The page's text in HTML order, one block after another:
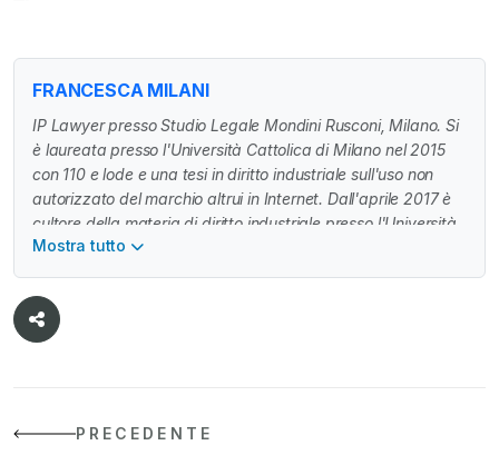
FRANCESCA MILANI
IP Lawyer presso Studio Legale Mondini Rusconi, Milano. Si
è laureata presso l'Università Cattolica di Milano nel 2015
con 110 e lode e una tesi in diritto industriale sull'uso non
autorizzato del marchio altrui in Internet. Dall'aprile 2017 è
cultore della materia di diritto industriale presso l'Università
Cattolica. Nel luglio 2017 ha conseguito un Master in Diritto
pubblicazioni in materia di marchi e collabora con
Giurisprudenza delle Imprese dal 2016.
Mostra tutto
PRECEDENTE